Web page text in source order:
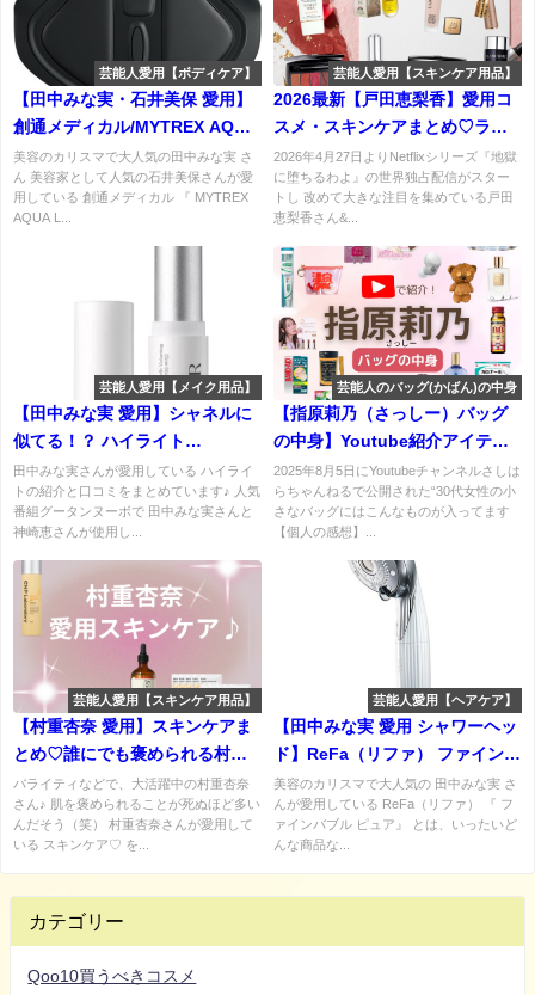
芸能人愛用【ボディケア】
【田中みな実・石井美保 愛用】
創通メディカル/MYTREX AQUA
LIFTの特徴・口コミ・購入先
は？お風呂で簡単ヒップトレー
ニング！
美容のカリスマで大人気の田中みな実 さ
ん 美容家として人気の石井美保さんが愛
用している 創通メディカル 『 MYTREX
AQUA L...
芸能人愛用【スキンケア用品】
2026最新【戸田恵梨香】愛用コ
スメ・スキンケアまとめ♡ラン
コムミューズの美肌の秘密と
は？リップやファンデも全部チ
ェック！
2026年4月27日よりNetflixシリーズ『地獄
に堕ちるわよ』の世界独占配信がスター
トし 改めて大きな注目を集めている戸田
恵梨香さん&...
芸能人愛用【メイク用品】
【田中みな実 愛用】シャネルに
似てる！？ ハイライト
ByUR（バイユア）セラムフィッ
ト ボリューミング グロースティ
ックの口コミ・詳細は？
田中みな実さんが愛用している ハイライ
トの紹介と口コミをまとめています♪ 人気
番組グータンヌーボで 田中みな実さんと
神崎恵さんが使用し...
芸能人のバッグ(かばん)の中身
【指原莉乃（さっしー）バッグ
の中身】Youtube紹介アイテム
（リップ・香水・ポーチなど）
まとめ♪
2025年8月5日にYoutubeチャンネルさしは
らちゃんねるで公開された“30代女性の小
さなバッグにはこんなものが入ってます
【個人の感想】...
芸能人愛用【スキンケア用品】
【村重杏奈 愛用】スキンケアま
とめ♡誰にでも褒められる村重
さんの美白の秘密とは！？
バライティなどで、大活躍中の村重杏奈
さん♪ 肌を褒められることが死ぬほど多い
んだそう（笑） 村重杏奈さんが愛用して
いる スキンケア♡ を...
芸能人愛用【ヘアケア】
【田中みな実 愛用 シャワーヘッ
ド】ReFa（リファ） ファインバ
ブル ピュアの特徴・口コミ・購
入先は？
美容のカリスマで大人気の 田中みな実 さ
んが愛用している ReFa（リファ） 『 フ
ァインバブル ピュア』 とは、いったいど
んな商品な...
カテゴリー
Qoo10買うべきコスメ